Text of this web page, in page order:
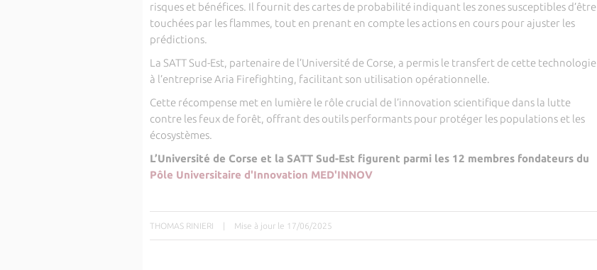
risques et bénéfices. Il fournit des cartes de probabilité indiquant les zones susceptibles d’être
touchées par les flammes, tout en prenant en compte les actions en cours pour ajuster les
prédictions.
La SATT Sud-Est, partenaire de l’Université de Corse, a permis le transfert de cette technologie
à l’entreprise Aria Firefighting, facilitant son utilisation opérationnelle.
Cette récompense met en lumière le rôle crucial de l’innovation scientifique dans la lutte
contre les feux de forêt, offrant des outils performants pour protéger les populations et les
écosystèmes.
L’Université de Corse et la SATT Sud-Est figurent parmi les 12 membres fondateurs du
Pôle Universitaire d'Innovation MED'INNOV
THOMAS RINIERI | Mise à jour le 17/06/2025